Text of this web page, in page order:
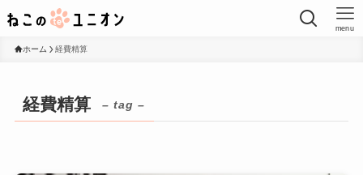
menu
ホーム 経費精算
経費精算 – tag –